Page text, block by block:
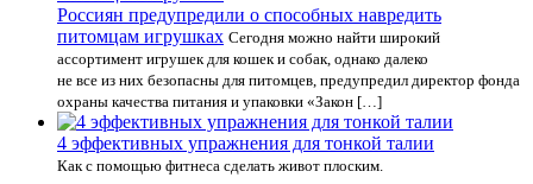
Россиян предупредили о способных навредить
питомцам игрушках Сегодня можно найти широкий
ассортимент игрушек для кошек и собак, однако далеко
не все из них безопасны для питомцев, предупредил директор фонда
охраны качества питания и упаковки «Закон […]
4 эффективных упражнения для тонкой талии
Как с помощью фитнеса сделать живот плоским.